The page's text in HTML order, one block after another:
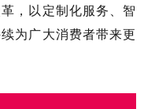
，以定制化服务、智
为广大消费者带来更